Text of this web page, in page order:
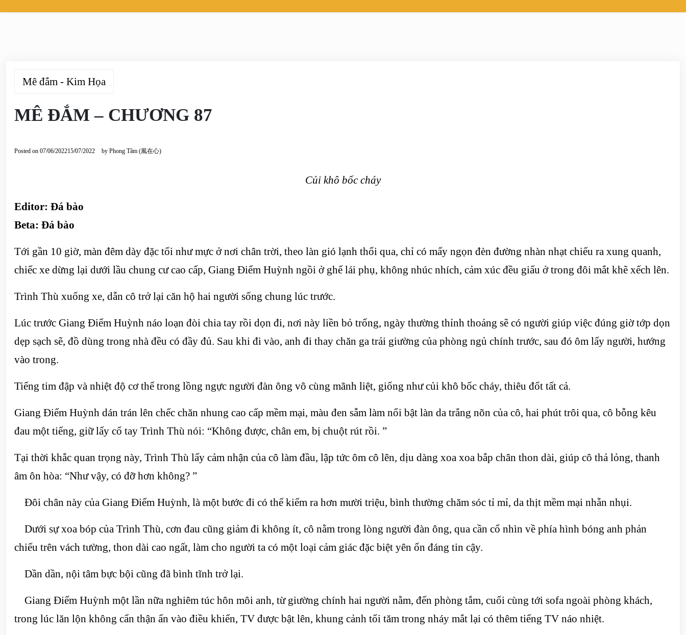
Mê đắm - Kim Họa
MÊ ĐẮM – CHƯƠNG 87
Posted on 07/06/202215/07/2022 by Phong Tâm (風在心)
Củi khô bốc cháy
Editor: Đá bào
Beta: Đá bào
Tới gần 10 giờ, màn đêm dày đặc tối như mực ở nơi chân trời, theo làn gió lạnh thổi qua, chỉ có mấy ngọn đèn đường nhàn nhạt chiếu ra xung quanh,
chiếc xe dừng lại dưới lầu chung cư cao cấp, Giang Điểm Huỳnh ngồi ở ghế lái phụ, không nhúc nhích, cảm xúc đều giấu ở trong đôi mắt khẽ xếch lên.
Trình Thù xuống xe, dẫn cô trở lại căn hộ hai người sống chung lúc trước.
Lúc trước Giang Điểm Huỳnh náo loạn đòi chia tay rồi dọn đi, nơi này liền bỏ trống, ngày thường thỉnh thoảng sẽ có người giúp việc đúng giờ tớp dọn
dẹp sạch sẽ, đồ dùng trong nhà đều có đầy đủ. Sau khi đi vào, anh đi thay chăn ga trải giường của phòng ngủ chính trước, sau đó ôm lấy người, hướng
vào trong.
Tiếng tim đập và nhiệt độ cơ thể trong lồng ngực người đàn ông vô cùng mãnh liệt, giống như củi khô bốc cháy, thiêu đốt tất cả.
Giang Điểm Huỳnh dán trán lên chếc chăn nhung cao cấp mềm mại, màu đen sẫm làm nổi bật làn da trắng nõn của cô, hai phút trôi qua, cô bỗng kêu
đau một tiếng, giữ lấy cổ tay Trình Thù nói: “Không được, chân em, bị chuột rút rồi. ”
Tại thời khắc quan trọng này, Trình Thù lấy cảm nhận của cô làm đầu, lập tức ôm cô lên, dịu dàng xoa xoa bắp chân thon dài, giúp cô thả lỏng, thanh
âm ôn hòa: “Như vậy, có đỡ hơn không? ”
Đôi chân này của Giang Điểm Huỳnh, là một bước đi có thể kiếm ra hơn mười triệu, bình thường chăm sóc tỉ mỉ, da thịt mềm mại nhẵn nhụi.
Dưới sự xoa bóp của Trình Thù, cơn đau cũng giảm đi không ít, cô nằm trong lòng người đàn ông, qua cần cổ nhìn về phía hình bóng anh phản
chiếu trên vách tường, thon dài cao ngất, làm cho người ta có một loại cảm giác đặc biệt yên ổn đáng tin cậy.
Dần dần, nội tâm bực bội cũng đã bình tĩnh trở lại.
Giang Điểm Huỳnh một lần nữa nghiêm túc hôn môi anh, từ giường chính hai người nằm, đến phòng tắm, cuối cùng tới sofa ngoài phòng khách,
trong lúc lăn lộn không cẩn thận ấn vào điều khiển, TV được bật lên, khung cảnh tối tăm trong nháy mắt lại có thêm tiếng TV náo nhiệt.